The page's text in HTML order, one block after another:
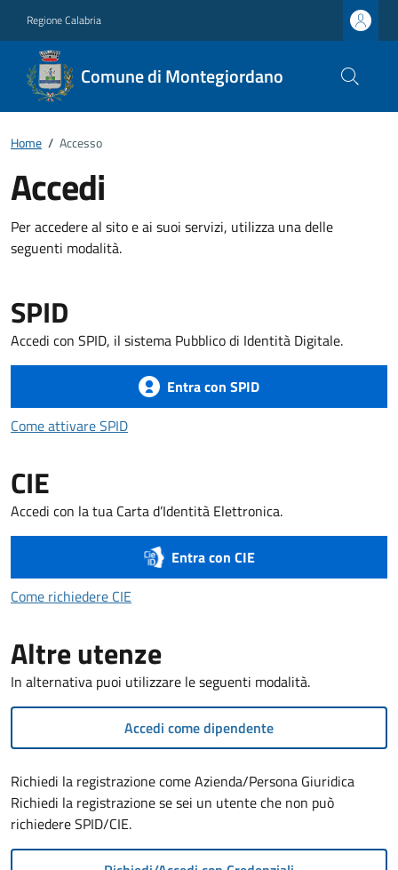
Regione Calabria
Comune di Montegiordano
Home / Accesso
Accedi
Per accedere al sito e ai suoi servizi, utilizza una delle
seguenti modalità.
SPID
Accedi con SPID, il sistema Pubblico di Identità Digitale.
Entra con SPID
Come attivare SPIDCome attivare SPID
CIE
Accedi con la tua Carta d’Identità Elettronica.
Entra con CIE
Come richiedere CIE
Altre utenze
In alternativa puoi utilizzare le seguenti modalità.
Accedi come dipendente
Richiedi la registrazione come Azienda/Persona Giuridica
Richiedi la registrazione se sei un utente che non può
richiedere SPID/CIE.